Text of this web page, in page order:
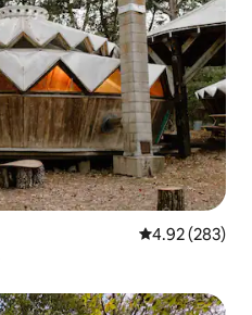
レビュー283
4.92 (283)